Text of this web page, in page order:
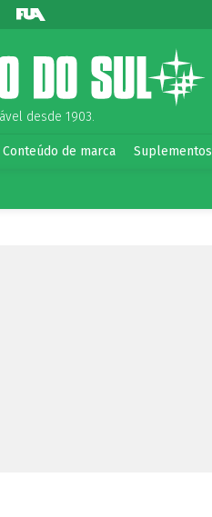
desde 1903.
Conteúdo de marca Suplementos